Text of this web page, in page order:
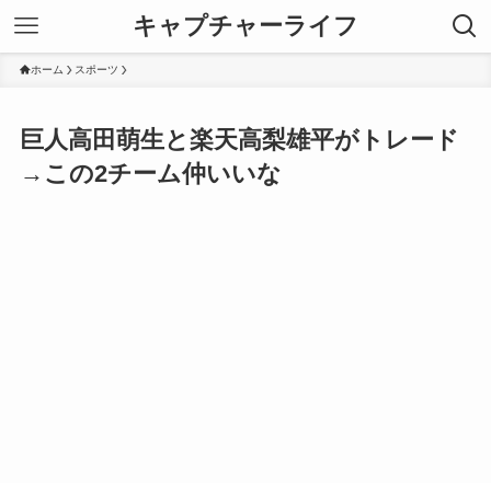
キャプチャーライフ
ホーム スポーツ
巨人高田萌生と楽天高梨雄平がトレード
→この2チーム仲いいな